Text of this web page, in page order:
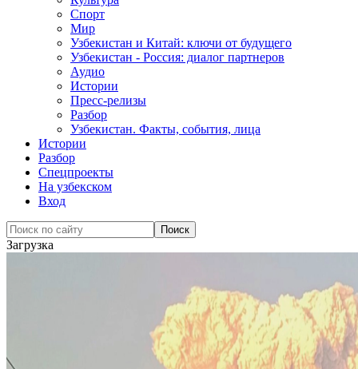
Спорт
Мир
Узбекистан и Китай: ключи от будущего
Узбекистан - Россия: диалог партнеров
Аудио
Истории
Пресс-релизы
Разбор
Узбекистан. Факты, события, лица
Истории
Разбор
Спецпроекты
На узбекском
Вход
Загрузка